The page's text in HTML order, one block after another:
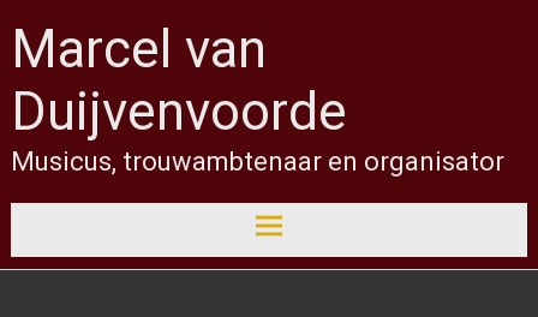
Marcel van
Duijvenvoorde
Musicus, trouwambtenaar en organisator